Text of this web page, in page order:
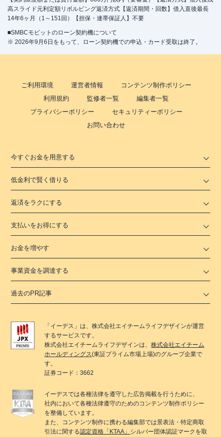
高スライド元利定額リボルビング返済方式【返済期間・回数】借入直後最長
14年6ヶ月（1～151回）【担保・連帯保証人】不要
■SMBCモビットのローン契約機について
※ 2026年9月6日をもって、ローン契約機での申込・カード受取は終了。
ご利用環境 運営者情報
コンテンツ制作ポリシー
利用規約
監修者一覧
編集者一覧
プライバシーポリシー
セキュリティーポリシー
お問い合わせ
今すぐお金を用意する
低金利で賢く借りる
返済をラクにする
支払いをお得にする
お金を増やす
事業資金を調達する
過去のPR記事
「 イーデス 」は、株式会社エイチームライフデザインが運営
するサービスです。
株式会社エイチームライフデザインは、株式会社エイチーム
ホールディングス(東証プライム市場上場)のグループ企業で
す。
証券コード：3662
イーデスでは各種法律を遵守した広告掲載を行うために、
社内において各種法律遵守のためのコンテンツ制作ポリシー
を整備しています。
また、コンテンツ制作に携わる編集部では景表法・特定商取
引法に関する認定資格「KTAA」 シルバー団体認証マークを取